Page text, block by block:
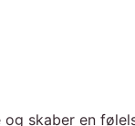
skaber en